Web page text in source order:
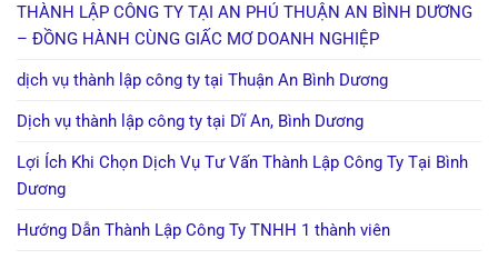
THÀNH LẬP CÔNG TY TẠI AN PHÚ THUẬN AN BÌNH DƯƠNG
– ĐỒNG HÀNH CÙNG GIẤC MƠ DOANH NGHIỆP
dịch vụ thành lập công ty tại Thuận An Bình Dương
Dịch vụ thành lập công ty tại Dĩ An, Bình Dương
Lợi Ích Khi Chọn Dịch Vụ Tư Vấn Thành Lập Công Ty Tại Bình
Dương
Hướng Dẫn Thành Lập Công Ty TNHH 1 thành viên